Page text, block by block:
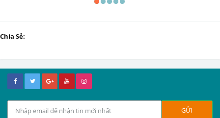
Chia Sẻ: